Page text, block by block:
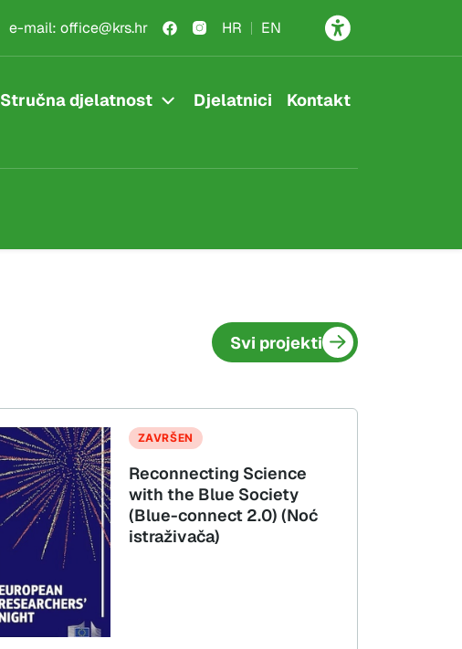
e-mail: office@krs.hr HR EN
Stručna djelatnost Djelatnici Kontakt
Svi projekti
ZAVRŠEN
Reconnecting Science
with the Blue Society
(Blue-connect 2.0) (Noć
istraživača)